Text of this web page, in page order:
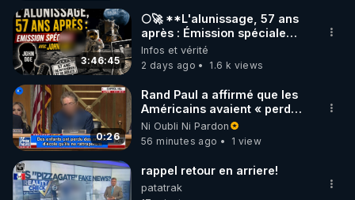
3:46:45
🌕🚀 **L'alunissage, 57 ans
après : Émission spéciale
avec John Doe !** 👨 🚀✨
Infos et vérité
2 days ago
1.6 k views
0:26
Rand Paul a affirmé que les
Américains avaient « perdu
la liberté » de décider pour
leur corps
Ni Oubli Ni Pardon
56 minutes ago
1 view
rappel retour en arriere!
patatrak